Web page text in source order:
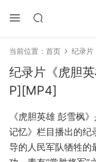
当前位置： 首页 纪录片
纪录片《虎胆
P][MP4]
《虎胆英雄 彭雪枫
记忆》栏目播出的纪
导的人民军队牺牲的